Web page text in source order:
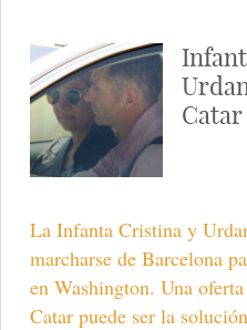
Catar
La Infanta Cristina y
marcharse de Barcelona
en Washington. Una
Catar puede ser la